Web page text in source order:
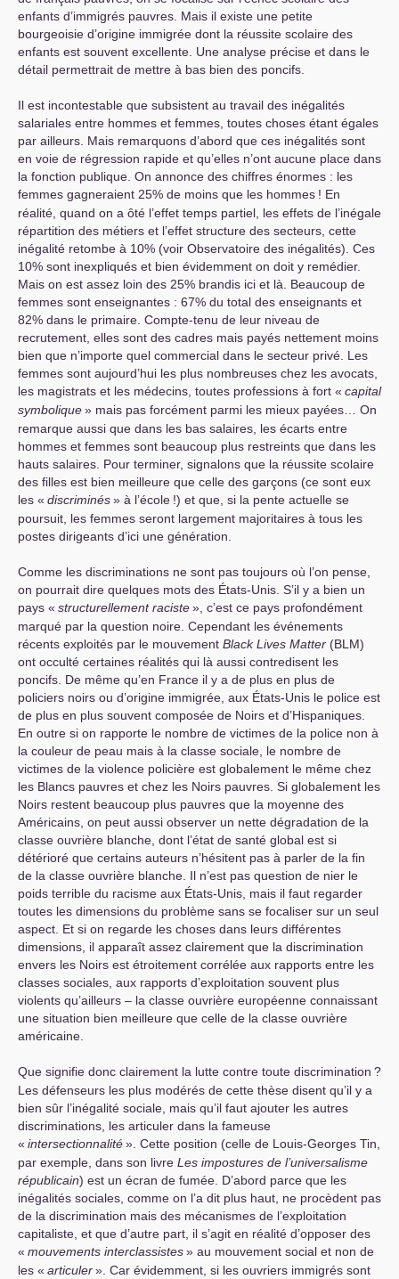
enfants d’immigrés pauvres. Mais il existe une petite
bourgeoisie d’origine immigrée dont la réussite scolaire des
enfants est souvent excellente. Une analyse précise et dans le
détail permettrait de mettre à bas bien des poncifs.
Il est incontestable que subsistent au travail des inégalités
salariales entre hommes et femmes, toutes choses étant égales
par ailleurs. Mais remarquons d’abord que ces inégalités sont
en voie de régression rapide et qu’elles n’ont aucune place dans
la fonction publique. On annonce des chiffres énormes : les
femmes gagneraient 25% de moins que les hommes ! En
réalité, quand on a ôté l’effet temps partiel, les effets de l’inégale
répartition des métiers et l’effet structure des secteurs, cette
inégalité retombe à 10% (voir Observatoire des inégalités). Ces
10% sont inexpliqués et bien évidemment on doit y remédier.
Mais on est assez loin des 25% brandis ici et là. Beaucoup de
femmes sont enseignantes : 67% du total des enseignants et
82% dans le primaire. Compte-tenu de leur niveau de
recrutement, elles sont des cadres mais payés nettement moins
bien que n’importe quel commercial dans le secteur privé. Les
femmes sont aujourd’hui les plus nombreuses chez les avocats,
les magistrats et les médecins, toutes professions à fort « capital
symbolique» mais pas forcément parmi les mieux payées… On
remarque aussi que dans les bas salaires, les écarts entre
hommes et femmes sont beaucoup plus restreints que dans les
hauts salaires. Pour terminer, signalons que la réussite scolaire
des filles est bien meilleure que celle des garçons (ce sont eux
les « discriminés» à l’école !) et que, si la pente actuelle se
poursuit, les femmes seront largement majoritaires à tous les
postes dirigeants d’ici une génération.
Comme les discriminations ne sont pas toujours où l’on pense,
on pourrait dire quelques mots des États-Unis. S’il y a bien un
pays « structurellement raciste», c’est ce pays profondément
marqué par la question noire. Cependant les événements
récents exploités par le mouvement Black Lives Matter (BLM)
ont occulté certaines réalités qui là aussi contredisent les
poncifs. De même qu’en France il y a de plus en plus de
policiers noirs ou d’origine immigrée, aux États-Unis le police est
de plus en plus souvent composée de Noirs et d’Hispaniques.
En outre si on rapporte le nombre de victimes de la police non à
la couleur de peau mais à la classe sociale, le nombre de
victimes de la violence policière est globalement le même chez
les Blancs pauvres et chez les Noirs pauvres. Si globalement les
Noirs restent beaucoup plus pauvres que la moyenne des
Américains, on peut aussi observer un nette dégradation de la
classe ouvrière blanche, dont l’état de santé global est si
détérioré que certains auteurs n’hésitent pas à parler de la fin
de la classe ouvrière blanche. Il n’est pas question de nier le
poids terrible du racisme aux États-Unis, mais il faut regarder
toutes les dimensions du problème sans se focaliser sur un seul
aspect. Et si on regarde les choses dans leurs différentes
dimensions, il apparaît assez clairement que la discrimination
envers les Noirs est étroitement corrélée aux rapports entre les
classes sociales, aux rapports d’exploitation souvent plus
violents qu’ailleurs – la classe ouvrière européenne connaissant
une situation bien meilleure que celle de la classe ouvrière
américaine.
Que signifie donc clairement la lutte contre toute discrimination ?
Les défenseurs les plus modérés de cette thèse disent qu’il y a
bien sûr l’inégalité sociale, mais qu’il faut ajouter les autres
discriminations, les articuler dans la fameuse
« intersectionnalité». Cette position (celle de Louis-Georges Tin,
par exemple, dans son livre Les impostures de l’universalisme
républicain) est un écran de fumée. D’abord parce que les
inégalités sociales, comme on l’a dit plus haut, ne procèdent pas
de la discrimination mais des mécanismes de l’exploitation
capitaliste, et que d’autre part, il s’agit en réalité d’opposer des
« mouvements interclassistes» au mouvement social et non de
les « articuler». Car évidemment, si les ouvriers immigrés sont